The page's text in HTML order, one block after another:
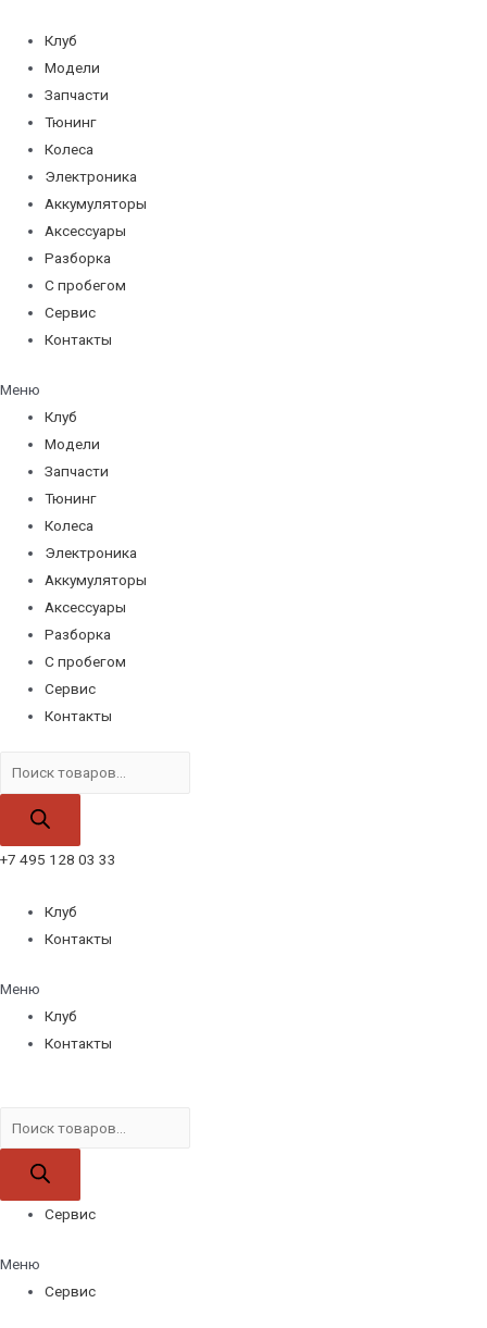
содержимому
Клуб
Модели
Запчасти
Тюнинг
Колеса
Электроника
Аккумуляторы
Аксессуары
Разборка
С пробегом
Сервис
Контакты
Меню
Клуб
Модели
Запчасти
Тюнинг
Колеса
Электроника
Аккумуляторы
Аксессуары
Разборка
С пробегом
Сервис
Контакты
товаров
+7 495 128 03 33
Клуб
Контакты
Меню
Клуб
Контакты
товаров
Сервис
Меню
Сервис